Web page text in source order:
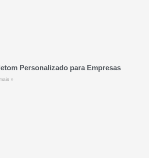
Personalizado para Empresas
»